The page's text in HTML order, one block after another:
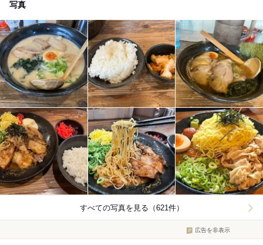
写真
すべての写真を見る（621件）
広告を非表示